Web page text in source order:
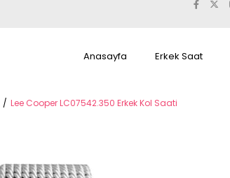
Anasayfa Erkek Saat
Lee Cooper LC07542.350 Erkek Kol Saati